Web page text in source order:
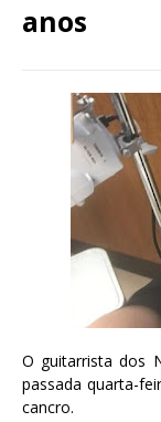
anos
O guitarrista dos
passada quarta-
cancro.